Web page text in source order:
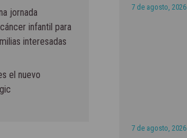
jornada
infantil para
interesadas
el nuevo
7 de agosto, 2026
7 de agosto, 2026